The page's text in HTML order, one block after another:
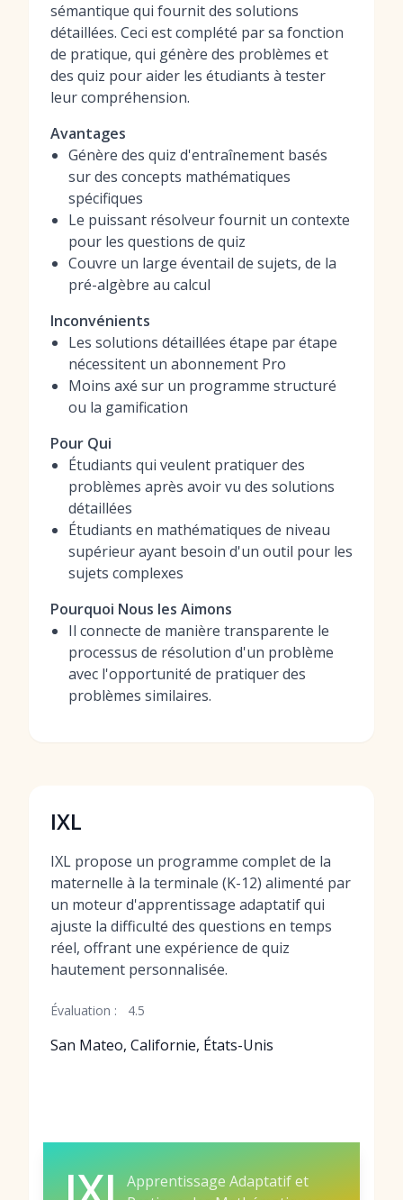
sémantique qui fournit des solutions
détaillées. Ceci est complété par sa fonction
de pratique, qui génère des problèmes et
des quiz pour aider les étudiants à tester
leur compréhension.
Avantages
Génère des quiz d'entraînement basés
sur des concepts mathématiques
spécifiques
Le puissant résolveur fournit un contexte
pour les questions de quiz
Couvre un large éventail de sujets, de la
pré-algèbre au calcul
Inconvénients
Les solutions détaillées étape par étape
nécessitent un abonnement Pro
Moins axé sur un programme structuré
ou la gamification
Pour Qui
Étudiants qui veulent pratiquer des
problèmes après avoir vu des solutions
détaillées
Étudiants en mathématiques de niveau
supérieur ayant besoin d'un outil pour les
sujets complexes
Pourquoi Nous les Aimons
Il connecte de manière transparente le
processus de résolution d'un problème
avec l'opportunité de pratiquer des
problèmes similaires.
IXL
IXL propose un programme complet de la
maternelle à la terminale (K-12) alimenté par
un moteur d'apprentissage adaptatif qui
ajuste la difficulté des questions en temps
réel, offrant une expérience de quiz
hautement personnalisée.
Évaluation : 4.5
San Mateo, Californie, États-Unis
Apprentissage Adaptatif et